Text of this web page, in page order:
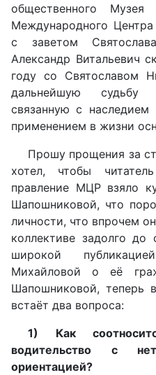
общественного
Международного
с заветом
Александр Витальевич
году со Святославом
дальнейшую судьбу
связанную с
применением в жизни
Прошу прощения за
хотел, чтобы
правление МЦР взяло
Шапошниковой, что
личности, что впрочем
коллективе задолго
широкой
Михайловой о её
Шапошниковой, теперь
встаёт два вопроса:
1) Как
водительство с
ориентацией?